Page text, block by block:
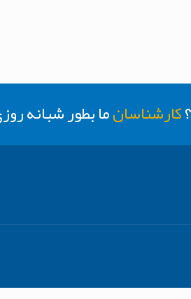
کارشناسانما بطور شبانه